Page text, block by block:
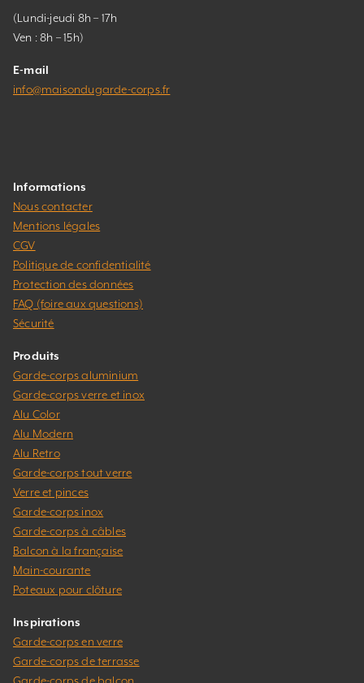
(Lundi-jeudi 8h – 17h
Ven : 8h – 15h)
E-mail
info@maisondugarde-corps.fr
Informations
Nous contacter
Mentions légales
CGV
Politique de confidentialité
Protection des données
FAQ (foire aux questions)
Sécurité
Produits
Garde-corps aluminium
Garde-corps verre et inox
Alu Color
Alu Modern
Alu Retro
Garde-corps tout verre
Verre et pinces
Garde-corps inox
Garde-corps à câbles
Balcon à la française
Main-courante
Poteaux pour clôture
Inspirations
Garde-corps en verre
Garde-corps de terrasse